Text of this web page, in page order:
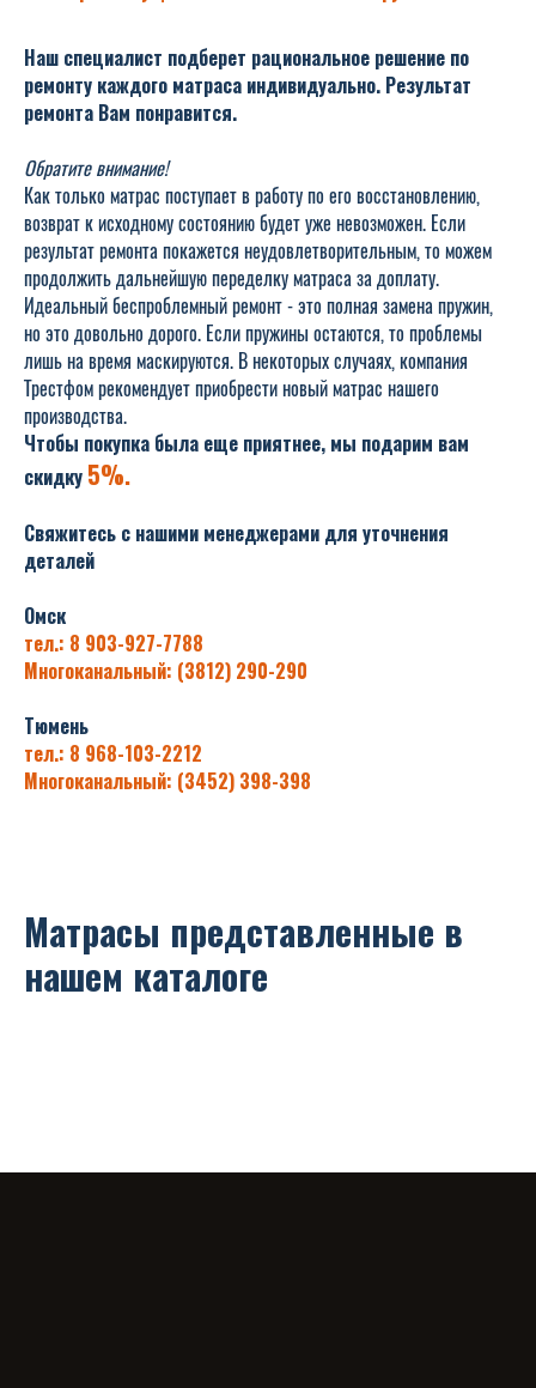
Наш специалист подберет рациональное решение по
ремонту каждого матраса индивидуально. Результат
ремонта Вам понравится.
Обратите внимание!
Как только матрас поступает в работу по его восстановлению,
возврат к исходному состоянию будет уже невозможен. Если
результат ремонта покажется неудовлетворительным, то можем
продолжить дальнейшую переделку матраса за доплату.
Идеальный беспроблемный ремонт - это полная замена пружин,
но это довольно дорого. Если пружины остаются, то проблемы
лишь на время маскируются. В некоторых случаях, компания
Трестфом рекомендует приобрести новый матрас нашего
производства.
Чтобы покупка была еще приятнее, мы подарим вам
скидку 5%.
Свяжитесь с нашими менеджерами для уточнения
деталей
Омск
тел.: 8 903-927-7788
Многоканальный: (3812) 290-290
Тюмень
тел.: 8 968-103-2212
Многоканальный: (3452) 398-398
Матрасы представленные в
нашем каталоге